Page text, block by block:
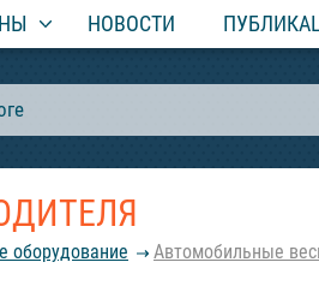
НОВОСТИ
оборудование Автомобильные